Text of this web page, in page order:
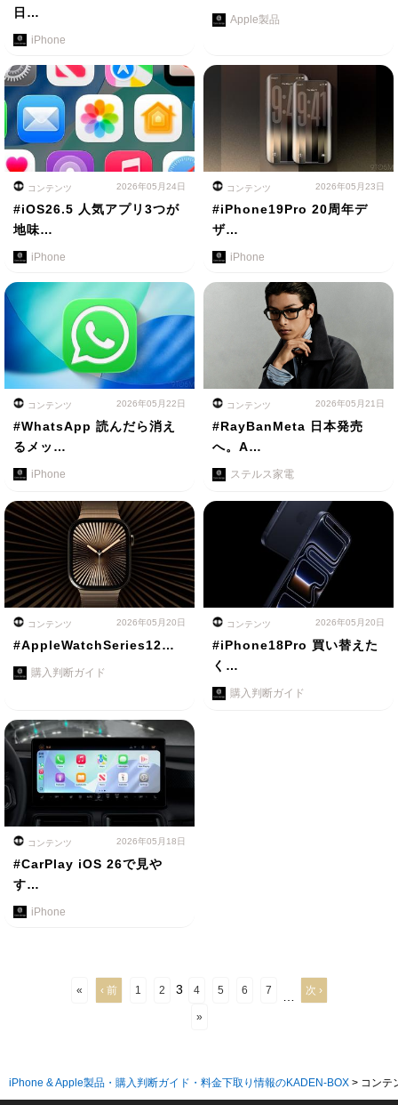
日…
iPhone
Apple製品
コンテンツ 2026年05月24日
#iOS26.5 人気アプリ3つが
地味…
iPhone
コンテンツ 2026年05月23日
#iPhone19Pro 20周年デ
ザ…
iPhone
コンテンツ 2026年05月22日
#WhatsApp 読んだら消え
るメッ…
iPhone
コンテンツ 2026年05月21日
#RayBanMeta 日本発売
へ。A…
ステルス家電
コンテンツ 2026年05月20日
#AppleWatchSeries12…
購入判断ガイド
コンテンツ 2026年05月20日
#iPhone18Pro 買い替えた
く…
購入判断ガイド
コンテンツ 2026年05月18日
#CarPlay iOS 26で見や
す…
iPhone
« ‹ 前 1 2 3 4 5 6 7 次 ›
»
iPhone & Apple製品・購入判断ガイド・料金下取り情報のKADEN-BOX > コンテ